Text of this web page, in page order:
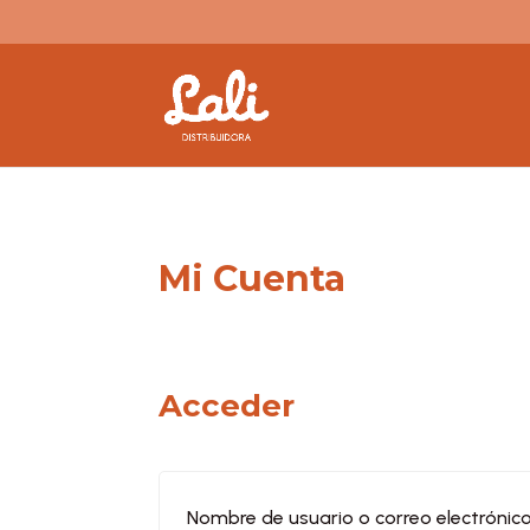
Mi Cuenta
Acceder
Nombre de usuario o correo